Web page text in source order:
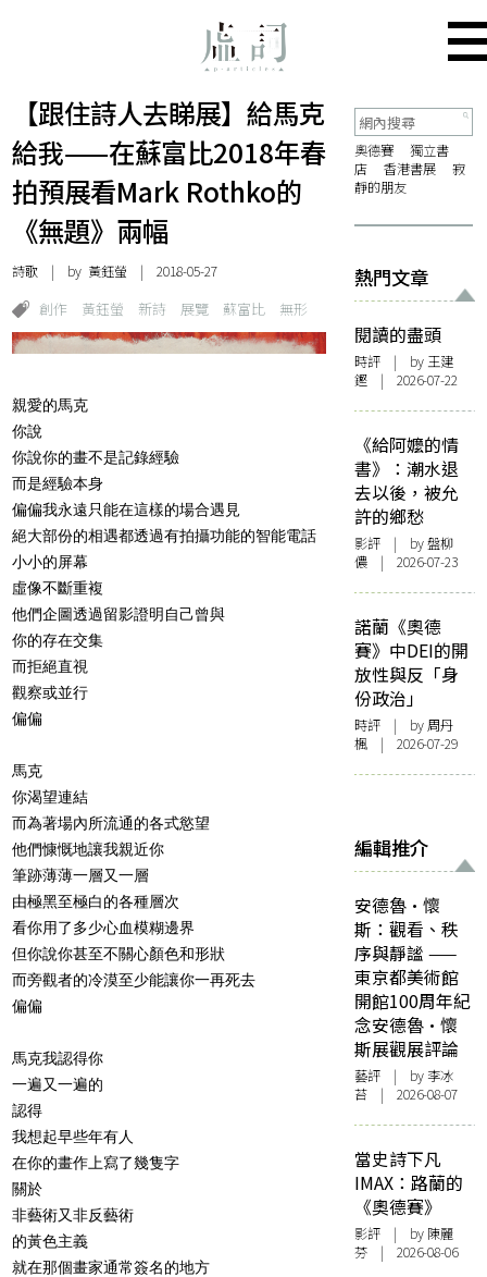
【跟住詩人去睇展】給馬克
給我——在蘇富比2018年春
拍預展看Mark Rothko的
《無題》兩幅
詩歌 | by 黃鈺螢 | 2018-05-27
創作 黃鈺螢 新詩 展覽 蘇富比 無形
親愛的馬克
你說
你說你的畫不是記錄經驗
而是經驗本身
偏偏我永遠只能在這樣的場合遇見
絕大部份的相遇都透過有拍攝功能的智能電話
小小的屏幕
虛像不斷重複
他們企圖透過留影證明自己曾與
你的存在交集
而拒絕直視
觀察或並行
偏偏
馬克
你渴望連結
而為著場內所流通的各式慾望
他們慷慨地讓我親近你
筆跡薄薄一層又一層
由極黑至極白的各種層次
看你用了多少心血模糊邊界
但你說你甚至不關心顏色和形狀
而旁觀者的冷漠至少能讓你一再死去
偏偏
馬克我認得你
一遍又一遍的
認得
我想起早些年有人
在你的畫作上寫了幾隻字
關於
非藝術又非反藝術
的黃色主義
就在那個畫家通常簽名的地方
奧德賽
獨立書
店
香港書展
寂
靜的朋友
熱門文章
閱讀的盡頭
時評 | by 王建
鏗 | 2026-07-22
《給阿嬤的情
書》：潮水退
去以後，被允
許的鄉愁
影評 | by 盤柳
儂 | 2026-07-23
諾蘭《奧德
賽》中DEI的開
放性與反「身
份政治」
時評 | by周丹
楓 | 2026-07-29
編輯推介
安德魯·懷
斯：觀看、秩
序與靜謐 ——
東京都美術館
開館100周年紀
念安德魯·懷
斯展觀展評論
藝評 | by 李冰
苔 | 2026-08-07
當史詩下凡
IMAX：路蘭的
《奧德賽》
影評 | by 陳麗
芬 | 2026-08-06